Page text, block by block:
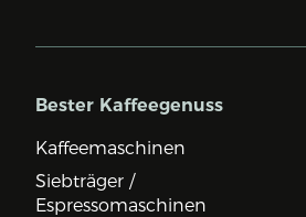
Bester Kaffeegenuss
Kaffeemaschinen
Siebträger /
Espressomaschinen